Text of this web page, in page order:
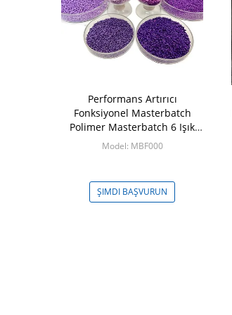
Performans Artırıcı
Fonksiyonel Masterbatch
Polimer Masterbatch 6 Işık
Direnci
Model: MBF000
ŞIMDI BAŞVURUN